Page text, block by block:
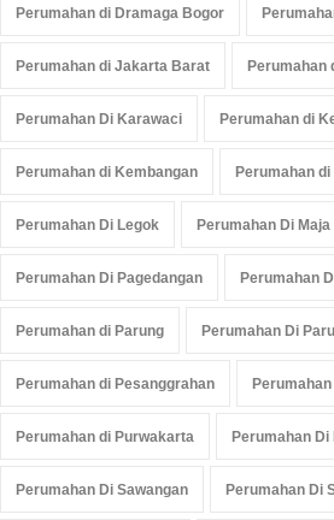
Perumahan di Dramaga Bogor
Perumahan di Jakarta Barat Perumahan
Perumahan Di Karawaci Perumahan di
Perumahan di Kembangan Perumahan
Perumahan Di Legok Perumahan Di Maja
Perumahan Di Pagedangan Perumahan
Perumahan di Parung Perumahan Di
Perumahan di Pesanggrahan
Perumahan di Purwakarta Perumahan Di
Perumahan Di Sawangan Perumahan Di